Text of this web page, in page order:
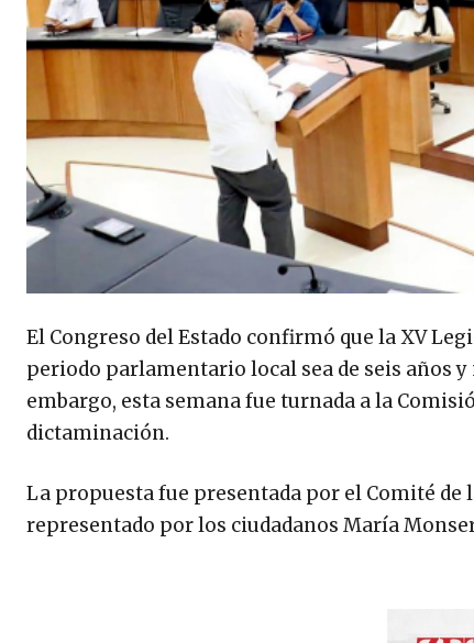
El Congreso del Estado confirmó que la XV
periodo parlamentario local sea de seis años
embargo, esta semana fue turnada a la
dictaminación.
La propuesta fue presentada por el Comité de
representado por los ciudadanos María